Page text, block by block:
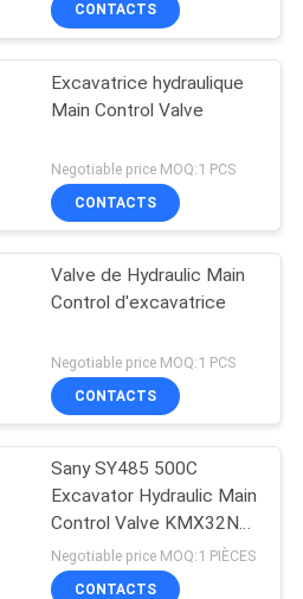
CONTACTS
Excavatrice hydraulique
Main Control Valve
Negotiable price MOQ:1 PCS
CONTACTS
Valve de Hydraulic Main
Control d'excavatrice
Negotiable price MOQ:1 PCS
CONTACTS
Sany SY485 500C
Excavator Hydraulic Main
Control Valve KMX32NA
High Quality
Negotiable price MOQ:1 PIÈCES
CONTACTS